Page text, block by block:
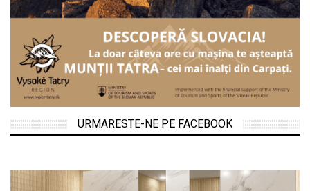
URMARESTE-NE PE FACEBOOK